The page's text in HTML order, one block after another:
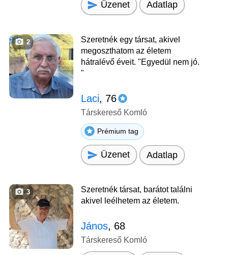
Üzenet Adatlap
2
Szeretnék egy társat, akivel
megoszthatom az életem
hátralévő éveit. "Egyedül nem jó.
"
Laci, 76
Társkereső Komló
Prémium tag
Üzenet Adatlap
3
Szeretnék társat, barátot találni
akivel leélhetem az életem.
János, 68
Társkereső Komló